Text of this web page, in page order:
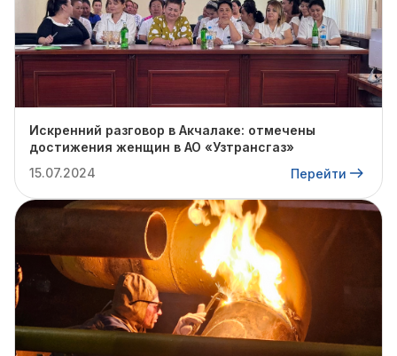
Искренний разговор в Акчалаке: отмечены
достижения женщин в АО «Узтрансгаз»
15.07.2024
Перейти